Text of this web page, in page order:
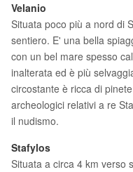
Velanio
Situata poco più a nord di
sentiero. E' una bella
con un bel mare spesso
inalterata ed è più
circostante è ricca di
archeologici relativi a re
il nudismo.
Stafylos
Situata a circa 4 km verso